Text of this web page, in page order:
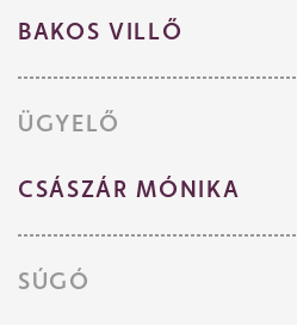
BAKOS VILLŐ
ÜGYELŐ
CSÁSZÁR MÓNIKA
SÚGÓ